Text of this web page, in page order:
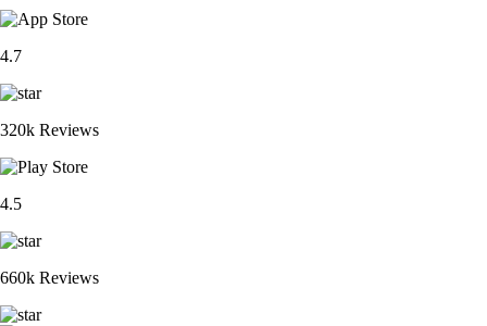
4.7
320k Reviews
4.5
660k Reviews